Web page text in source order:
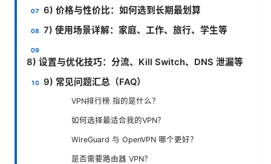
6) 价格与性价比：如何选到长期最划算
7) 使用场景详解：家庭、工作、旅行、学生等
8) 设置与优化技巧：分流、Kill Switch、DNS 泄漏等
9) 常见问题汇总（FAQ）
VPN排行榜 指的是什么？
如何选择最适合我的VPN？
WireGuard 与 OpenVPN 哪个更好？
是否需要路由器 VPN？